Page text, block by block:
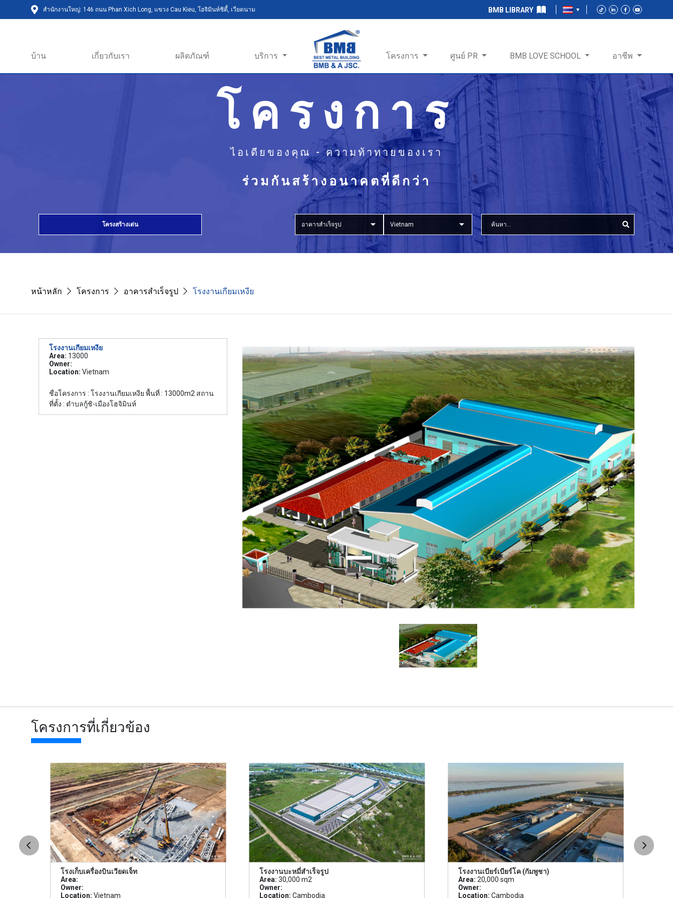
สำนักงานใหญ่: 146 ถนน Phan Xich Long, แขวง Cau Kieu, โฮจิมินห์ซิตี้, เวียดนาม BMB LIBRARY
บ้าน เกี่ยวกับเรา ผลิตภัณฑ์ บริการ โครงการ ศูนย์ PR BMB LOVE SCHOOL อาชีพ
โครงการ
ไอเดียของคุณ - ความท้าทายของเรา
ร่วมกันสร้างอนาคตที่ดีกว่า
โครงสร้างเด่น อาคารสำเร็จรูป Vietnam
หน้าหลัก โครงการ อาคารสำเร็จรูป โรงงานเกียมเหงีย
โรงงานเกียมเหงีย
Area: 13000
Owner:
Location: Vietnam
ชื่อโครงการ : โรงงานเกียมเหงีย พื้นที่ : 13000m2 สถาน
ที่ตั้ง : ตำบลกู้ชิ-เมืองโฮจิมินห์
โครงการที่เกี่ยวข้อง
โรงเก็บเครื่องบินเวียดเจ็ท
Area:
Owner:
Location: Vietnam
โรงงานบะหมี่สำเร็จรูป
Area: 30,000 m2
Owner:
Location: Cambodia
โรงงานเบียร์เบียร์โค (กัมพูชา)
Area: 20,000 sqm
Owner:
Location: Cambodia